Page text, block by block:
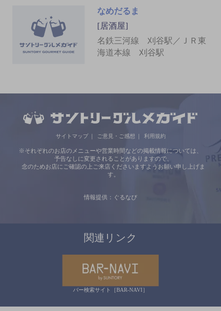
なめだるま
[居酒屋]
名鉄三河線 刈谷駅／ＪＲ東
海道本線 刈谷駅
サイトマップ ご意見・ご感想 利用規約
※それぞれのお店のメニューや営業時間などの掲載情報については、
予告なしに変更されることがありますので、
念のためお店にご確認の上ご来店くださいますようお願い申し上げま
す。
情報提供：ぐるなび
関連リンク
バー検索サイト［BAR-NAVI］